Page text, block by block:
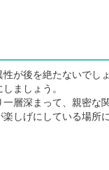
が後を絶たないでし
ましょう。
層深まって、親密な
しげにしている場所